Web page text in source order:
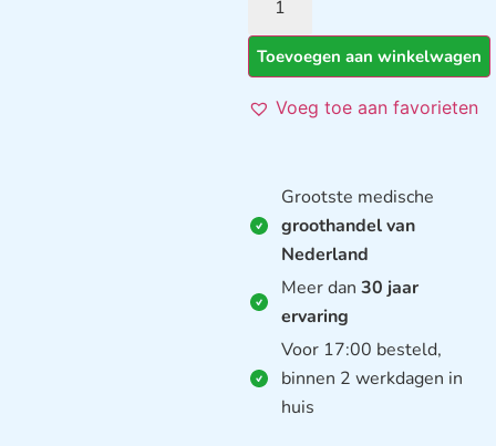
Toevoegen aan winkelwagen
Voeg toe aan favorieten
Grootste medische
groothandel van
Nederland
Meer dan 30 jaar
ervaring
Voor 17:00 besteld,
binnen 2 werkdagen in
huis